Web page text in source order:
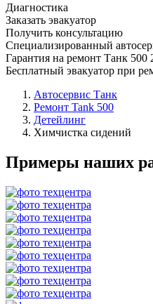
Диагностика
Заказать эвакуатор
Получить консультацию
Специализированный
Гарантия на ремонт Танк 500
Бесплатный эвакуатор при
Автосервис Танк
Ремонт Tank 500
Детейлинг
Химчистка сидений
Примеры наших